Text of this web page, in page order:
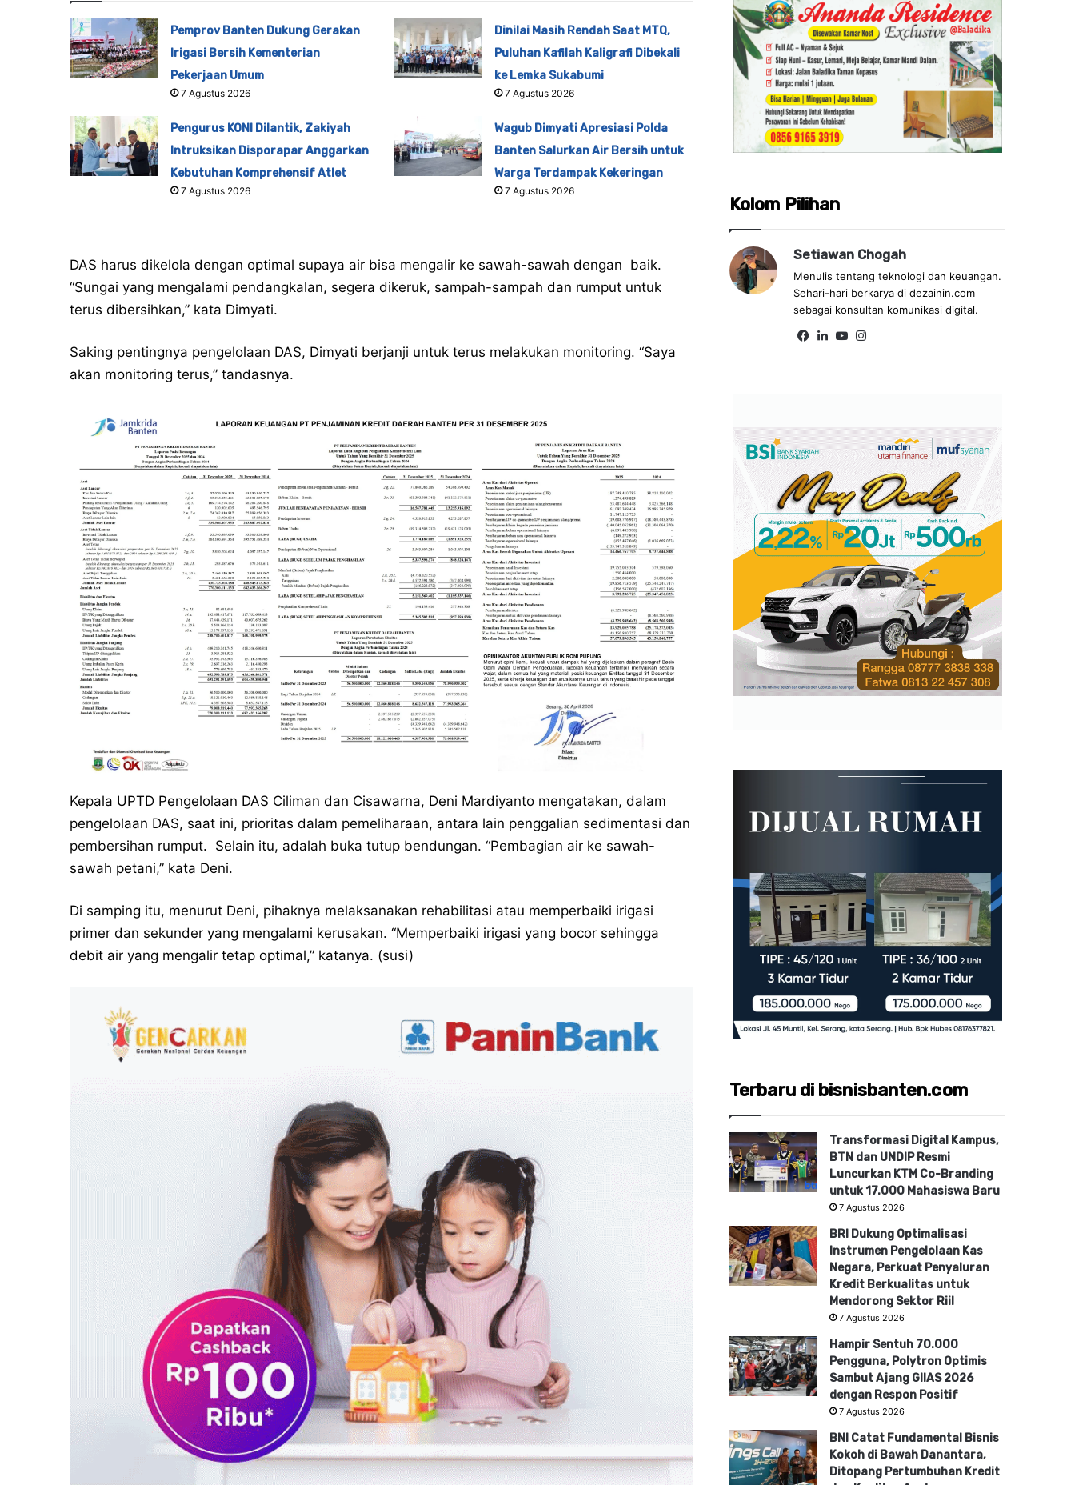
Pemprov Banten Dukung Gerakan
Irigasi Bersih Kementerian
Pekerjaan Umum
7 Agustus 2026
Dinilai Masih Rendah Saat MTQ,
Puluhan Kafilah Kaligrafi Dibekali
ke Lemka Sukabumi
7 Agustus 2026
Pengurus KONI Dilantik, Zakiyah
Intruksikan Disporapar Anggarkan
Kebutuhan Komprehensif Atlet
7 Agustus 2026
Wagub Dimyati Apresiasi Polda
Banten Salurkan Air Bersih untuk
Warga Terdampak Kekeringan
7 Agustus 2026
DAS harus dikelola dengan optimal supaya air bisa mengalir ke sawah-sawah dengan baik.
“Sungai yang mengalami pendangkalan, segera dikeruk, sampah-sampah dan rumput untuk
terus dibersihkan,” kata Dimyati.
Saking pentingnya pengelolaan DAS, Dimyati berjanji untuk terus melakukan monitoring. “Saya
akan monitoring terus,” tandasnya.
Kepala UPTD Pengelolaan DAS Ciliman dan Cisawarna, Deni Mardiyanto mengatakan, dalam
pengelolaan DAS, saat ini, prioritas dalam pemeliharaan, antara lain penggalian sedimentasi dan
pembersihan rumput. Selain itu, adalah buka tutup bendungan. “Pembagian air ke sawah-
sawah petani,” kata Deni.
Di samping itu, menurut Deni, pihaknya melaksanakan rehabilitasi atau memperbaiki irigasi
primer dan sekunder yang mengalami kerusakan. “Memperbaiki irigasi yang bocor sehingga
debit air yang mengalir tetap optimal,” katanya. (susi)
Kolom Pilihan
Setiawan Chogah
Menulis tentang teknologi dan keuangan.
Sehari-hari berkarya di dezainin.com
sebagai konsultan komunikasi digital.
Fa Lin Yo
Terbaru di bisnisbanten.com
Transformasi Digital Kampus,
BTN dan UNDIP Resmi
Luncurkan KTM Co-Branding
untuk 17.000 Mahasiswa Baru
7 Agustus 2026
BRI Dukung Optimalisasi
Instrumen Pengelolaan Kas
Negara, Perkuat Penyaluran
Kredit Berkualitas untuk
Mendorong Sektor Riil
7 Agustus 2026
Hampir Sentuh 70.000
Pengguna, Polytron Optimis
Sambut Ajang GIIAS 2026
dengan Respon Positif
7 Agustus 2026
BNI Catat Fundamental Bisnis
Kokoh di Bawah Danantara,
Ditopang Pertumbuhan Kredit